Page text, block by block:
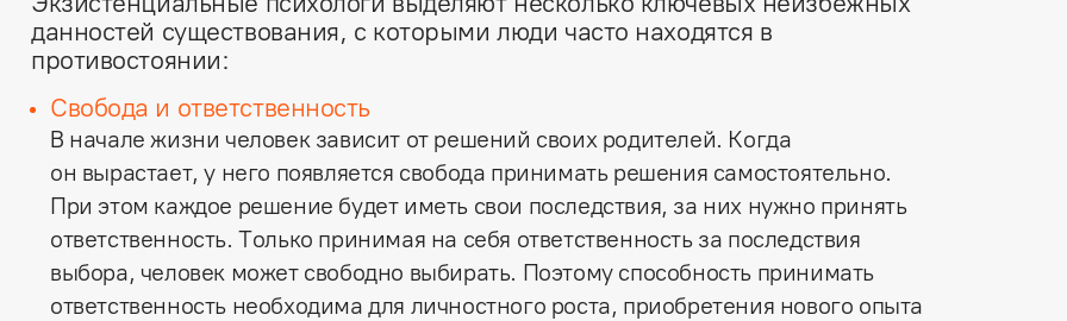
данностей существования, с которыми люди часто находятся в
противостоянии:
Свобода и ответственность
В начале жизни человек зависит от решений своих родителей. Когда
он вырастает, у него появляется свобода принимать решения самостоятельно.
При этом каждое решение будет иметь свои последствия, за них нужно принять
ответственность. Только принимая на себя ответственность за последствия
выбора, человек может свободно выбирать. Поэтому способность принимать
ответственность необходима для личностного роста, приобретения нового опыта